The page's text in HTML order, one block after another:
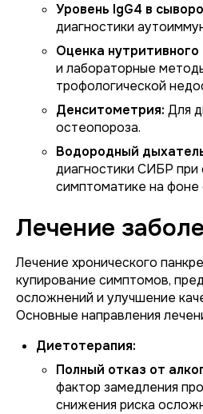
Уровень IgG4 в
диагностики
Оценка нутритивного
и лабораторные
трофологической
Денситометрия: Для
остеопороза.
Водородный
диагностики СИБР
симптоматике на
Лечение
Лечение хронического
купирование симптомов,
осложнений и улучшение
Основные направления
Диетотерапия:
Полный отказ от
фактор замедления
снижения риска